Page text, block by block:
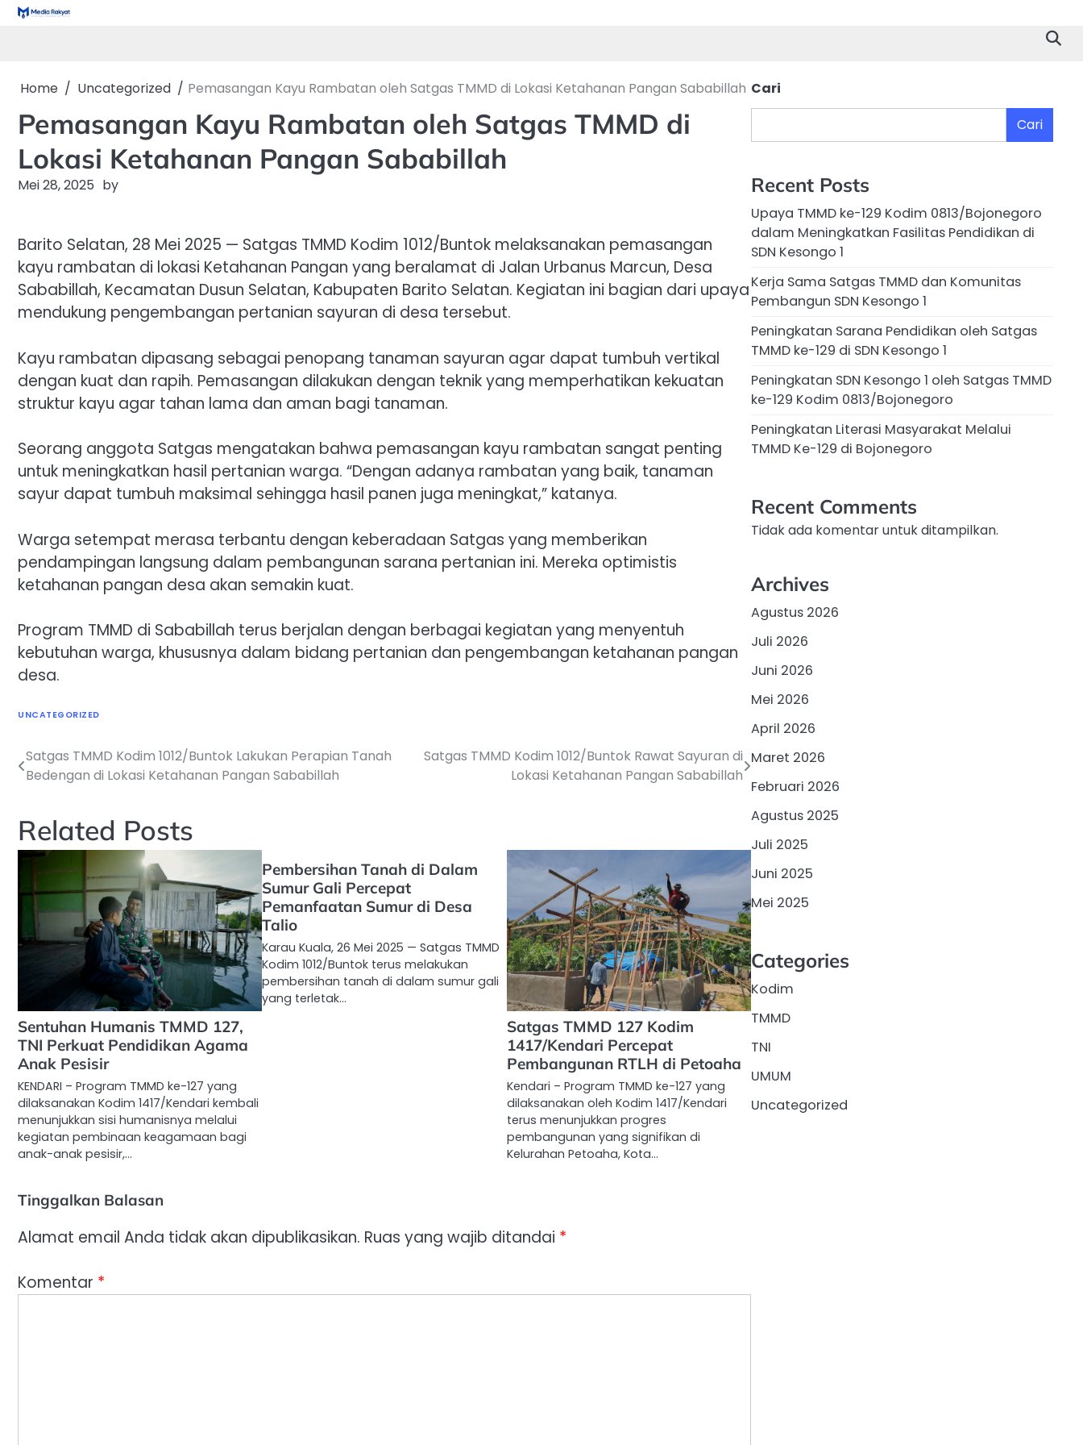
Skip
Home Uncategorized Pemasangan Kayu Rambatan oleh Satgas TMMD di Lokasi Ketahanan Pangan Sababillah
Pemasangan Kayu Rambatan oleh Satgas TMMD di
Lokasi Ketahanan Pangan Sababillah
Mei 28, 2025 by
Barito Selatan, 28 Mei 2025 — Satgas TMMD Kodim 1012/Buntok melaksanakan pemasangan
kayu rambatan di lokasi Ketahanan Pangan yang beralamat di Jalan Urbanus Marcun, Desa
Sababillah, Kecamatan Dusun Selatan, Kabupaten Barito Selatan. Kegiatan ini bagian dari upaya
mendukung pengembangan pertanian sayuran di desa tersebut.
Kayu rambatan dipasang sebagai penopang tanaman sayuran agar dapat tumbuh vertikal
dengan kuat dan rapih. Pemasangan dilakukan dengan teknik yang memperhatikan kekuatan
struktur kayu agar tahan lama dan aman bagi tanaman.
Seorang anggota Satgas mengatakan bahwa pemasangan kayu rambatan sangat penting
untuk meningkatkan hasil pertanian warga. “Dengan adanya rambatan yang baik, tanaman
sayur dapat tumbuh maksimal sehingga hasil panen juga meningkat,” katanya.
Warga setempat merasa terbantu dengan keberadaan Satgas yang memberikan
pendampingan langsung dalam pembangunan sarana pertanian ini. Mereka optimistis
ketahanan pangan desa akan semakin kuat.
Program TMMD di Sababillah terus berjalan dengan berbagai kegiatan yang menyentuh
kebutuhan warga, khususnya dalam bidang pertanian dan pengembangan ketahanan pangan
desa.
UNCATEGORIZED
Navigasi
Satgas TMMD Kodim 1012/Buntok Lakukan Perapian Tanah
Bedengan di Lokasi Ketahanan Pangan Sababillah
Satgas TMMD Kodim 1012/Buntok Rawat Sayuran di
Lokasi Ketahanan Pangan Sababillah
Related Posts
Sentuhan Humanis TMMD 127,
TNI Perkuat Pendidikan Agama
Anak Pesisir
KENDARI – Program TMMD ke-127 yang
dilaksanakan Kodim 1417/Kendari kembali
menunjukkan sisi humanisnya melalui
kegiatan pembinaan keagamaan bagi
anak-anak pesisir,…
Pembersihan Tanah di Dalam
Sumur Gali Percepat
Pemanfaatan Sumur di Desa
Talio
Karau Kuala, 26 Mei 2025 — Satgas TMMD
Kodim 1012/Buntok terus melakukan
pembersihan tanah di dalam sumur gali
yang terletak…
Satgas TMMD 127 Kodim
1417/Kendari Percepat
Pembangunan RTLH di Petoaha
Kendari – Program TMMD ke-127 yang
dilaksanakan oleh Kodim 1417/Kendari
terus menunjukkan progres
pembangunan yang signifikan di
Kelurahan Petoaha, Kota…
Tinggalkan Balasan
Alamat email Anda tidak akan dipublikasikan. Ruas yang wajib ditandai *
Komentar *
Cari
Cari
Recent Posts
Upaya TMMD ke-129 Kodim 0813/Bojonegoro
dalam Meningkatkan Fasilitas Pendidikan di
SDN Kesongo 1
Kerja Sama Satgas TMMD dan Komunitas
Pembangun SDN Kesongo 1
Peningkatan Sarana Pendidikan oleh Satgas
TMMD ke-129 di SDN Kesongo 1
Peningkatan SDN Kesongo 1 oleh Satgas TMMD
ke-129 Kodim 0813/Bojonegoro
Peningkatan Literasi Masyarakat Melalui
TMMD Ke-129 di Bojonegoro
Recent Comments
Tidak ada komentar untuk ditampilkan.
Archives
Agustus 2026
Juli 2026
Juni 2026
Mei 2026
April 2026
Maret 2026
Februari 2026
Agustus 2025
Juli 2025
Juni 2025
Mei 2025
Categories
Kodim
TMMD
TNI
UMUM
Uncategorized